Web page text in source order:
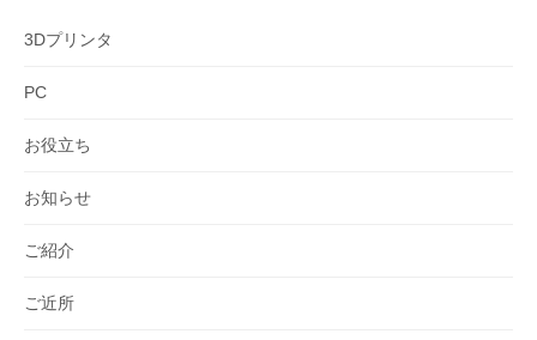
3Dプリンタ
PC
お役立ち
お知らせ
ご紹介
ご近所